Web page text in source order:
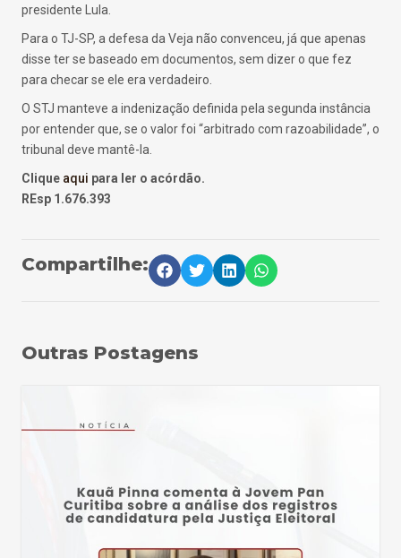
presidente Lula.
Para o TJ-SP, a defesa da Veja não convenceu, já que apenas
disse ter se baseado em documentos, sem dizer o que fez
para checar se ele era verdadeiro.
O STJ manteve a indenização definida pela segunda instância
por entender que, se o valor foi “arbitrado com razoabilidade”, o
tribunal deve mantê-la.
Clique aqui para ler o acórdão.
REsp 1.676.393
Compartilhe:
Outras Postagens